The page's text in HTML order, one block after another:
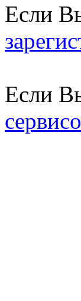
Если
Если